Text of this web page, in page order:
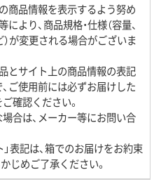
商品情報を表示するよう努め
より、商品規格・仕様（容量、
）が変更される場合がございま
とサイト上の商品情報の表記
ご使用前には必ずお届けした
確認ください。
合は、メーカー等にお問い合
表記は、箱でのお届けをお約束
じめご了承ください。